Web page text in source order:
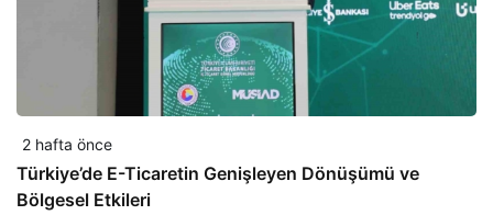
2 hafta önce
Türkiye’de E-Ticaretin Genişleyen Dönüşümü ve
Bölgesel Etkileri